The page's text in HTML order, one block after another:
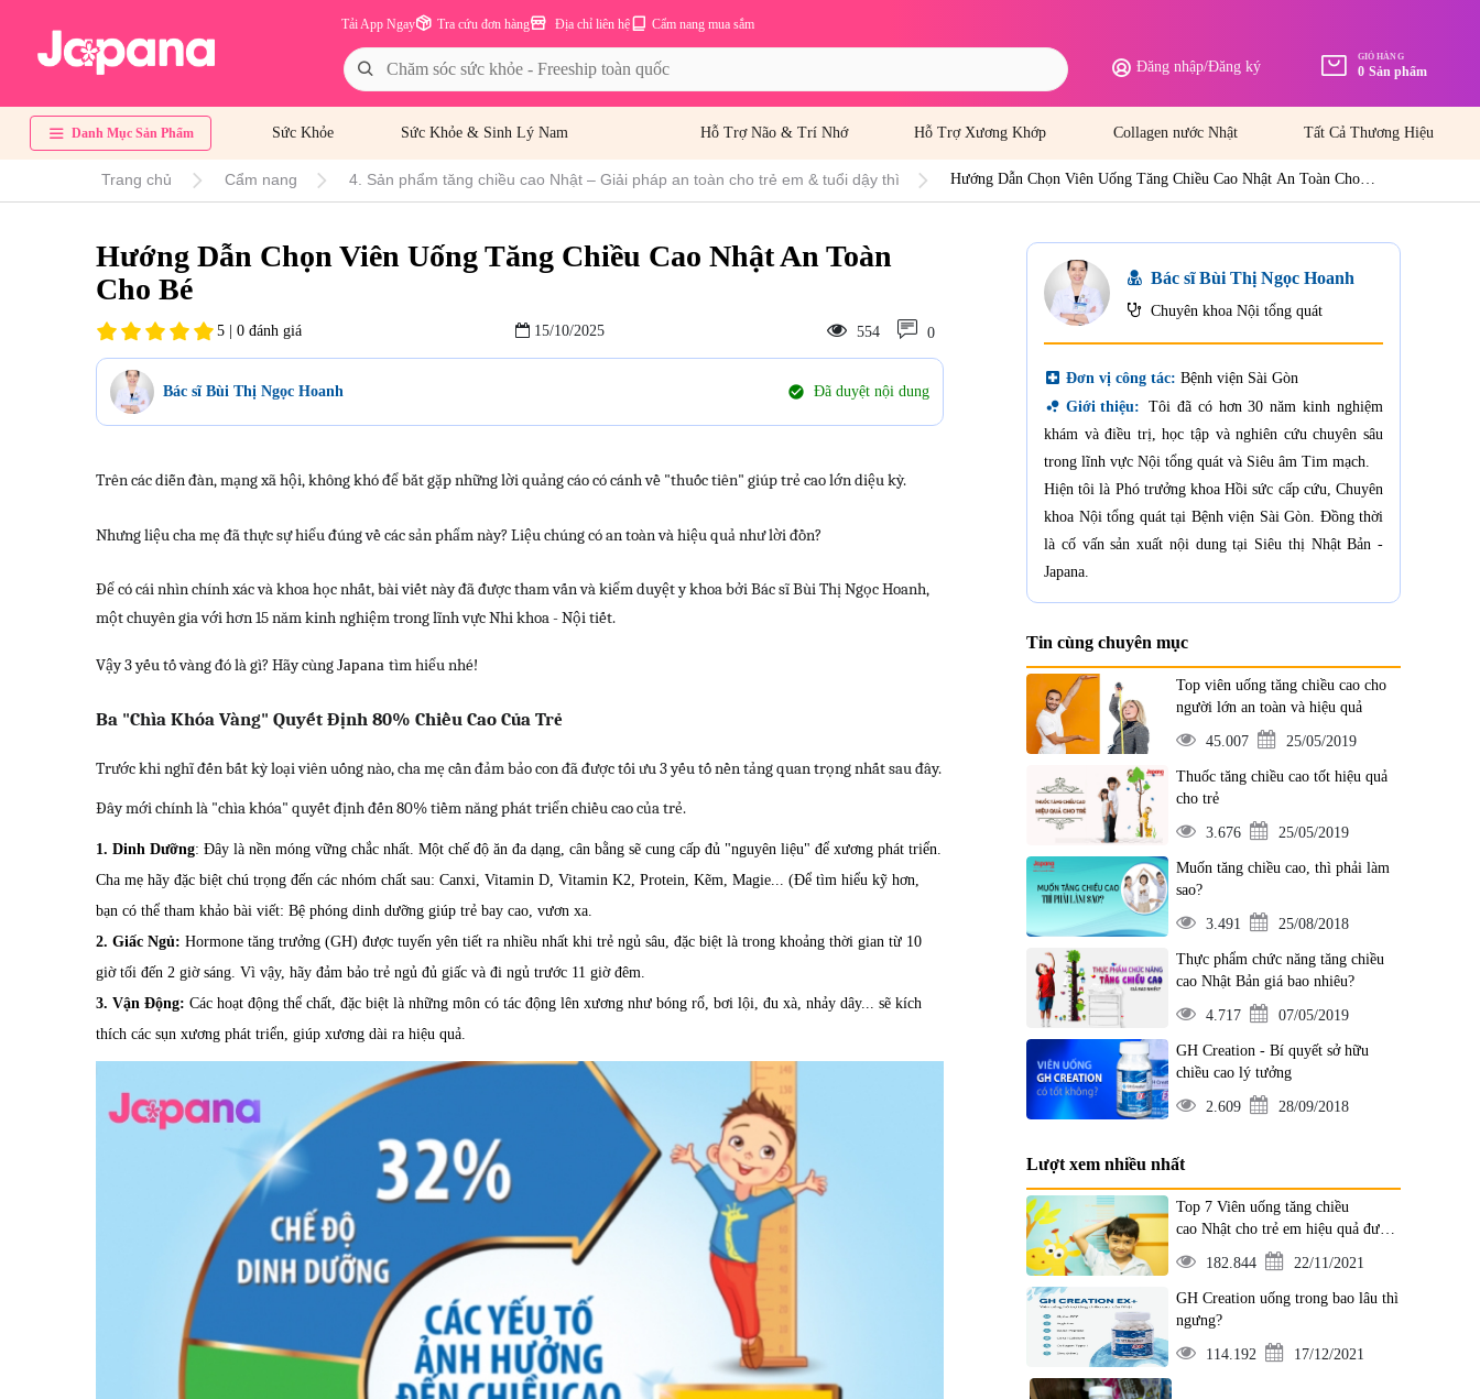
Cẩm nang mua sắm
Địa chỉ liên hệ
Tra cứu đơn hàng
Tải App Ngay
Đăng nhập/Đăng ký
GIỎ HÀNG
0 Sản phẩm
Danh Mục Sản Phẩm Sức Khỏe Sức Khỏe & Sinh Lý Nam Hỗ Trợ Não & Trí Nhớ Hỗ Trợ Xương Khớp Collagen nước Nhật Tất Cả Thương Hiệu
Trang chủ Cẩm nang 4. Sản phẩm tăng chiều cao Nhật – Giải pháp an toàn cho trẻ em & tuổi dậy thì
Hướng Dẫn Chọn Viên Uống Tăng Chiều Cao Nhật An Toàn Cho
Hướng Dẫn Chọn Viên Uống Tăng Chiều Cao Nhật An Toàn
Cho Bé
5 | 0 đánh giá 15/10/2025 554 0
Bác sĩ Bùi Thị Ngọc Hoanh check_circle Đã duyệt nội dung
Trên các diễn đàn, mạng xã hội, không khó để bắt gặp những lời quảng cáo có cánh về "thuốc tiên" giúp trẻ cao lớn diệu kỳ.
Nhưng liệu cha mẹ đã thực sự hiểu đúng về các sản phẩm này? Liệu chúng có an toàn và hiệu quả như lời đồn?
Để có cái nhìn chính xác và khoa học nhất, bài viết này đã được tham vấn và kiểm duyệt y khoa bởi Bác sĩ Bùi Thị Ngọc Hoanh,
một chuyên gia với hơn 15 năm kinh nghiệm trong lĩnh vực Nhi khoa - Nội tiết.
Vậy 3 yếu tố vàng đó là gì? Hãy cùngJapana tìm hiểu nhé!
Ba "Chìa Khóa Vàng" Quyết Định 80% Chiều Cao Của Trẻ
Trước khi nghĩ đến bất kỳ loại viên uống nào, cha mẹ cần đảm bảo con đã được tối ưu 3 yếu tố nền tảng quan trọng nhất sau đây.
Đây mới chính là "chìa khóa" quyết định đến 80% tiềm năng phát triển chiều cao của trẻ.
1. Dinh Dưỡng: Đây là nền móng vững chắc nhất. Một chế độ ăn đa dạng, cân bằng sẽ cung cấp đủ "nguyên liệu" để xương phát triển.
Cha mẹ hãy đặc biệt chú trọng đến các nhóm chất sau: Canxi, Vitamin D, Vitamin K2, Protein, Kẽm, Magie... (Để tìm hiểu kỹ hơn,
bạn có thể tham khảo bài viết: Bệ phóng dinh dưỡng giúp trẻ bay cao, vươn xa.
2. Giấc Ngủ: Hormone tăng trưởng (GH) được tuyến yên tiết ra nhiều nhất khi trẻ ngủ sâu, đặc biệt là trong khoảng thời gian từ 10
giờ tối đến 2 giờ sáng. Vì vậy, hãy đảm bảo trẻ ngủ đủ giấc và đi ngủ trước 11 giờ đêm.
3. Vận Động: Các hoạt động thể chất, đặc biệt là những môn có tác động lên xương như bóng rổ, bơi lội, đu xà, nhảy dây... sẽ kích
thích các sụn xương phát triển, giúp xương dài ra hiệu quả.
Bác sĩ Bùi Thị Ngọc Hoanh
Chuyên khoa Nội tổng quát
local_hospital Đơn vị công tác: Bệnh viện Sài Gòn
bubble_chart Giới thiệu: Tôi đã có hơn 30 năm kinh nghiệm
khám và điều trị, học tập và nghiên cứu chuyên sâu
trong lĩnh vực Nội tổng quát và Siêu âm Tim mạch.
Hiện tôi là Phó trưởng khoa Hồi sức cấp cứu, Chuyên
khoa Nội tổng quát tại Bệnh viện Sài Gòn. Đồng thời
là cố vấn sản xuất nội dung tại Siêu thị Nhật Bản -
Japana.
Tin cùng chuyên mục
Top viên uống tăng chiều cao cho
người lớn an toàn và hiệu quả
45.007 25/05/2019
Thuốc tăng chiều cao tốt hiệu quả
cho trẻ
3.676 25/05/2019
Muốn tăng chiều cao, thì phải làm
sao?
3.491 25/08/2018
Thực phẩm chức năng tăng chiều
cao Nhật Bản giá bao nhiêu?
4.717 07/05/2019
GH Creation - Bí quyết sở hữu
chiều cao lý tưởng
2.609 28/09/2018
Lượt xem nhiều nhất
Top 7 Viên uống tăng chiều
cao Nhật cho trẻ em hiệu quả được
ưa chuộng nhất
182.844 22/11/2021
GH Creation uống trong bao lâu thì
ngưng?
114.192 17/12/2021